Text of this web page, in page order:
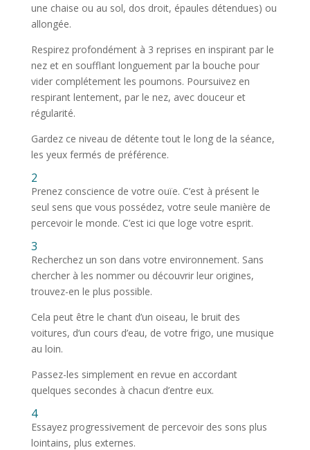
une chaise ou au sol, dos droit, épaules détendues) ou
allongée.
Respirez profondément à 3 reprises en inspirant par le
nez et en soufflant longuement par la bouche pour
vider complétement les poumons. Poursuivez en
respirant lentement, par le nez, avec douceur et
régularité.
Gardez ce niveau de détente tout le long de la séance,
les yeux fermés de préférence.
2
Prenez conscience de votre ouïe. C’est à présent le
seul sens que vous possédez, votre seule manière de
percevoir le monde. C’est ici que loge votre esprit.
3
Recherchez un son dans votre environnement. Sans
chercher à les nommer ou découvrir leur origines,
trouvez-en le plus possible.
Cela peut être le chant d’un oiseau, le bruit des
voitures, d’un cours d’eau, de votre frigo, une musique
au loin.
Passez-les simplement en revue en accordant
quelques secondes à chacun d’entre eux.
4
Essayez progressivement de percevoir des sons plus
lointains, plus externes.